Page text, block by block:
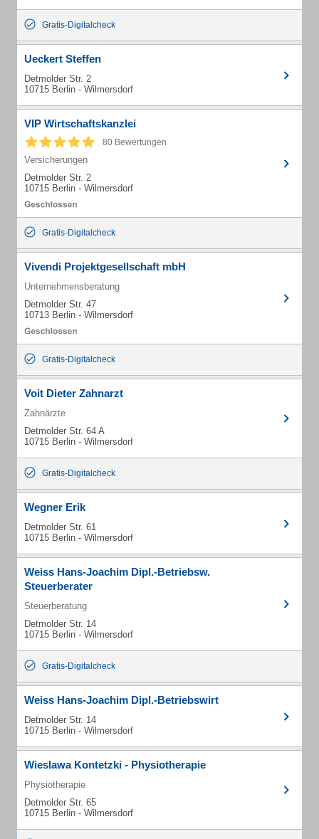
Gratis-Digitalcheck
Ueckert Steffen
Detmolder Str. 2
10715 Berlin - Wilmersdorf
VIP Wirtschaftskanzlei
80 Bewertungen
Versicherungen
Detmolder Str. 2
10715 Berlin - Wilmersdorf
Gratis-Digitalcheck
Vivendi Projektgesellschaft mbH
Unternehmensberatung
Detmolder Str. 47
10713 Berlin - Wilmersdorf
Gratis-Digitalcheck
Voit Dieter Zahnarzt
Zahnärzte
Detmolder Str. 64 A
10715 Berlin - Wilmersdorf
Gratis-Digitalcheck
Wegner Erik
Detmolder Str. 61
10715 Berlin - Wilmersdorf
Weiss Hans-Joachim Dipl.-Betriebsw.
Steuerberater
Steuerberatung
Detmolder Str. 14
10715 Berlin - Wilmersdorf
Gratis-Digitalcheck
Weiss Hans-Joachim Dipl.-Betriebswirt
Detmolder Str. 14
10715 Berlin - Wilmersdorf
Wieslawa Kontetzki - Physiotherapie
Physiotherapie
Detmolder Str. 65
10715 Berlin - Wilmersdorf